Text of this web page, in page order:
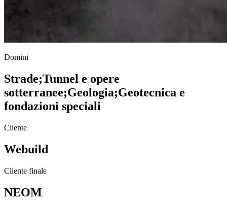
Domini
Strade;Tunnel e opere
sotterranee;Geologia;Geotecnica e
fondazioni speciali
Cliente
Webuild
Cliente finale
NEOM